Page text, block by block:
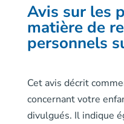
Avis sur les
matière de
personnels
Cet avis décrit
concernant votre
divulgués. Il indique